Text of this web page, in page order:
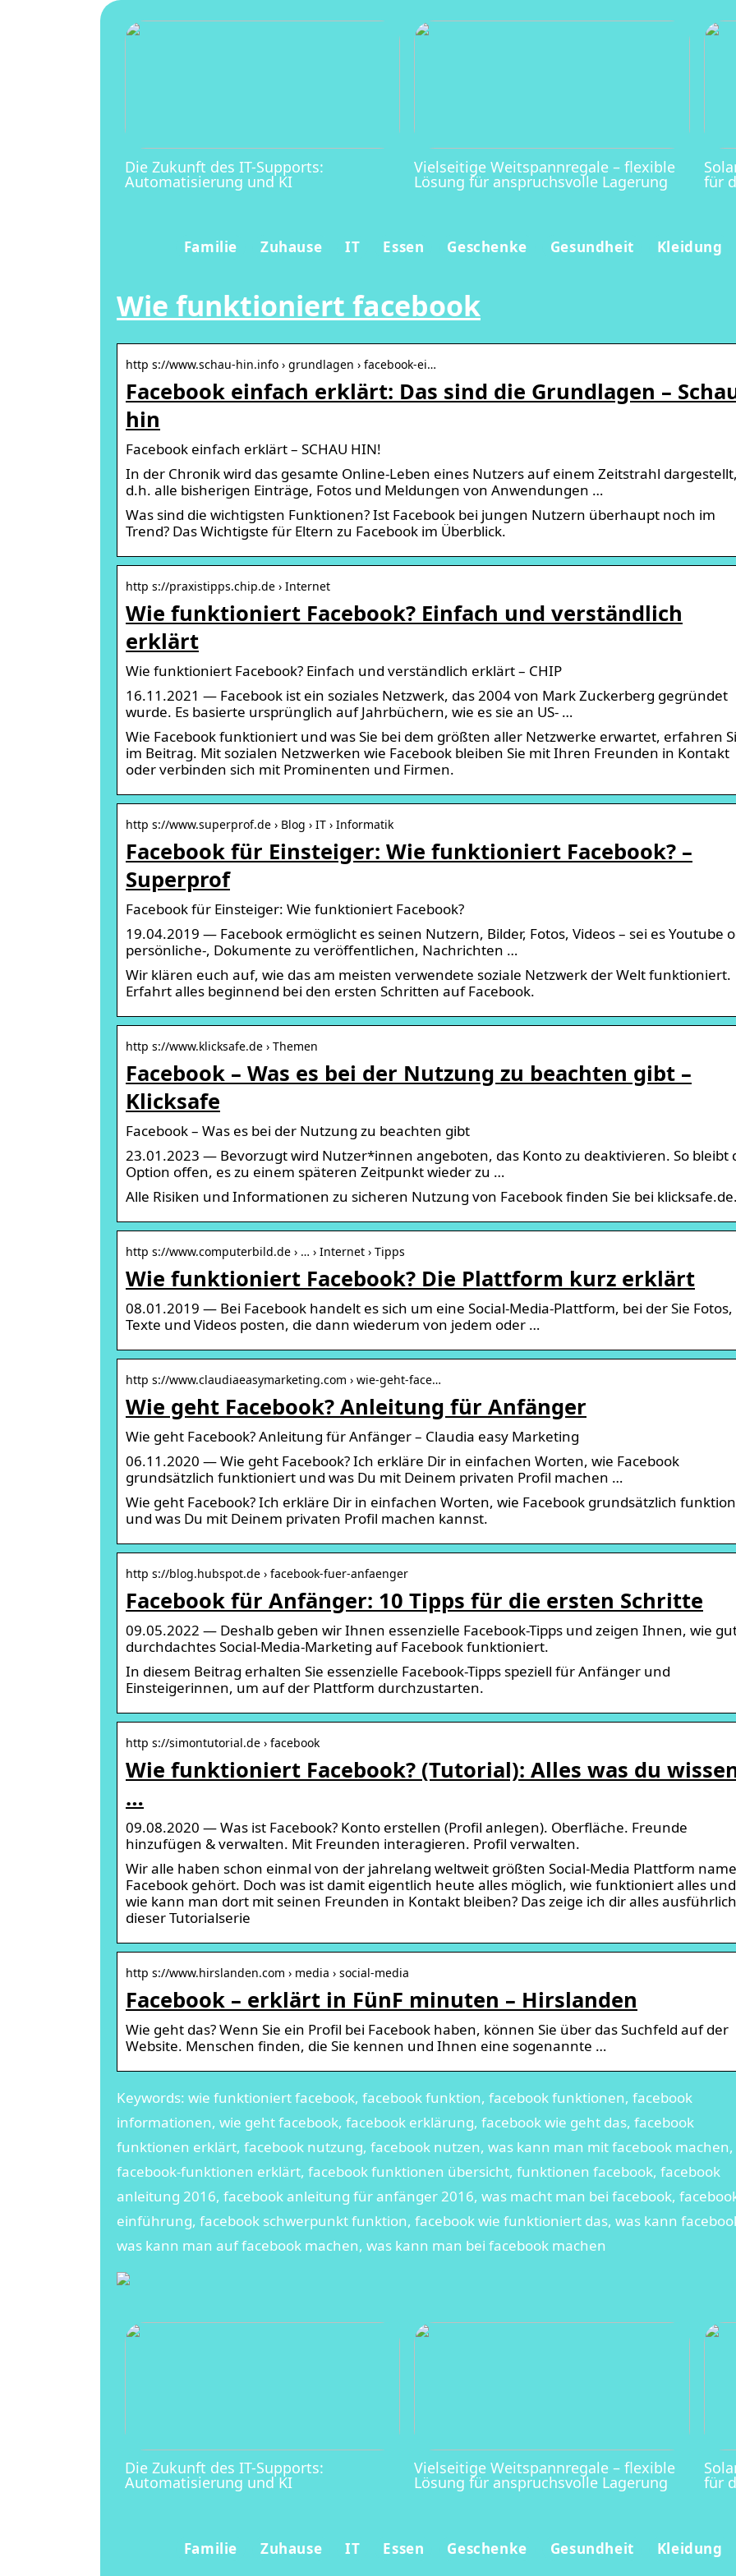
Die Zukunft des IT-Supports:
Automatisierung und KI
Vielseitige Weitspannregale – flexible
Lösung für anspruchsvolle Lagerung für
Familie Zuhause IT Essen Geschenke Gesundheit Kleidung
Wie funktioniert facebook
http s://www.schau-hin.info › grundlagen › facebook-ei…
Facebook einfach erklärt: Das sind die Grundlagen –
hin
Facebook einfach erklärt – SCHAU HIN!
In der Chronik wird das gesamte Online-Leben eines Nutzers auf einem Zeitstrahl dargestellt,
d.h. alle bisherigen Einträge, Fotos und Meldungen von Anwendungen …
Was sind die wichtigsten Funktionen? Ist Facebook bei jungen Nutzern überhaupt noch im
Trend? Das Wichtigste für Eltern zu Facebook im Überblick.
http s://praxistipps.chip.de › Internet
Wie funktioniert Facebook? Einfach und verständlich
erklärt
Wie funktioniert Facebook? Einfach und verständlich erklärt – CHIP
16.11.2021 — Facebook ist ein soziales Netzwerk, das 2004 von Mark Zuckerberg gegründet
wurde. Es basierte ursprünglich auf Jahrbüchern, wie es sie an US- …
Wie Facebook funktioniert und was Sie bei dem größten aller Netzwerke erwartet, erfahren
im Beitrag. Mit sozialen Netzwerken wie Facebook bleiben Sie mit Ihren Freunden in Kontakt
oder verbinden sich mit Prominenten und Firmen.
http s://www.superprof.de › Blog › IT › Informatik
Facebook für Einsteiger: Wie funktioniert Facebook? –
Superprof
Facebook für Einsteiger: Wie funktioniert Facebook?
19.04.2019 — Facebook ermöglicht es seinen Nutzern, Bilder, Fotos, Videos – sei es Youtube
persönliche-, Dokumente zu veröffentlichen, Nachrichten …
Wir klären euch auf, wie das am meisten verwendete soziale Netzwerk der Welt funktioniert.
Erfahrt alles beginnend bei den ersten Schritten auf Facebook.
http s://www.klicksafe.de › Themen
Facebook – Was es bei der Nutzung zu beachten gibt –
Klicksafe
Facebook – Was es bei der Nutzung zu beachten gibt
23.01.2023 — Bevorzugt wird Nutzer*innen angeboten, das Konto zu deaktivieren. So bleibt
Option offen, es zu einem späteren Zeitpunkt wieder zu …
Alle Risiken und Informationen zu sicheren Nutzung von Facebook finden Sie bei klicksafe.de.
http s://www.computerbild.de › … › Internet › Tipps
Wie funktioniert Facebook? Die Plattform kurz erklärt
08.01.2019 — Bei Facebook handelt es sich um eine Social-Media-Plattform, bei der Sie Fotos,
Texte und Videos posten, die dann wiederum von jedem oder …
http s://www.claudiaeasymarketing.com › wie-geht-face…
Wie geht Facebook? Anleitung für Anfänger
Wie geht Facebook? Anleitung für Anfänger – Claudia easy Marketing
06.11.2020 — Wie geht Facebook? Ich erkläre Dir in einfachen Worten, wie Facebook
grundsätzlich funktioniert und was Du mit Deinem privaten Profil machen …
Wie geht Facebook? Ich erkläre Dir in einfachen Worten, wie Facebook grundsätzlich
und was Du mit Deinem privaten Profil machen kannst.
http s://blog.hubspot.de › facebook-fuer-anfaenger
Facebook für Anfänger: 10 Tipps für die ersten Schritte
09.05.2022 — Deshalb geben wir Ihnen essenzielle Facebook-Tipps und zeigen Ihnen, wie
durchdachtes Social-Media-Marketing auf Facebook funktioniert.
In diesem Beitrag erhalten Sie essenzielle Facebook-Tipps speziell für Anfänger und
Einsteigerinnen, um auf der Plattform durchzustarten.
http s://simontutorial.de › facebook
Wie funktioniert Facebook? (Tutorial): Alles was du
…
09.08.2020 — Was ist Facebook? Konto erstellen (Profil anlegen). Oberfläche. Freunde
hinzufügen & verwalten. Mit Freunden interagieren. Profil verwalten.
Wir alle haben schon einmal von der jahrelang weltweit größten Social-Media Plattform
Facebook gehört. Doch was ist damit eigentlich heute alles möglich, wie funktioniert alles und
wie kann man dort mit seinen Freunden in Kontakt bleiben? Das zeige ich dir alles
dieser Tutorialserie
http s://www.hirslanden.com › media › social-media
Facebook – erklärt in FünF minuten – Hirslanden
Wie geht das? Wenn Sie ein Profil bei Facebook haben, können Sie über das Suchfeld auf der
Website. Menschen finden, die Sie kennen und Ihnen eine sogenannte …
Keywords: wie funktioniert facebook, facebook funktion, facebook funktionen, facebook
informationen, wie geht facebook, facebook erklärung, facebook wie geht das, facebook
funktionen erklärt, facebook nutzung, facebook nutzen, was kann man mit facebook machen,
facebook-funktionen erklärt, facebook funktionen übersicht, funktionen facebook, facebook
anleitung 2016, facebook anleitung für anfänger 2016, was macht man bei facebook,
einführung, facebook schwerpunkt funktion, facebook wie funktioniert das, was kann
was kann man auf facebook machen, was kann man bei facebook machen
Die Zukunft des IT-Supports:
Automatisierung und KI
Vielseitige Weitspannregale – flexible
Lösung für anspruchsvolle Lagerung für
Familie Zuhause IT Essen Geschenke Gesundheit Kleidung